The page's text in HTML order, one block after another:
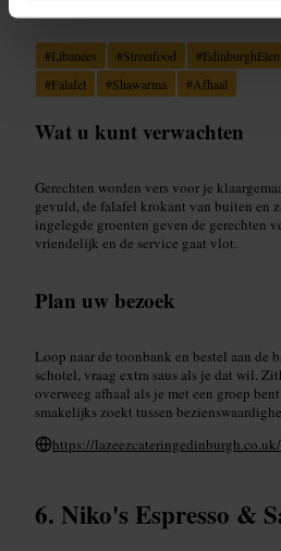
#Libanees #Streetfood #EdinburghEten
#Falafel #Shawarma #Afhaal
Wat u kunt verwachten
Gerechten worden vers voor je
gevuld, de falafel krokant van buiten en
ingelegde groenten geven de gerechten
vriendelijk en de service gaat vlot.
Plan uw bezoek
Loop naar de toonbank en bestel aan de
schotel, vraag extra saus als je dat wil.
overweeg afhaal als je met een groep
smakelijks zoekt tussen
https://
Niko's Espresso &